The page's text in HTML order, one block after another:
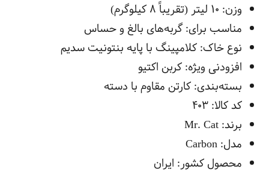
وزن: ۱۰ لیتر (تقریباً ۸ کیلوگرم)
مناسب برای: گربه‌های بالغ و حساس
نوع خاک: کلامپینگ با پایه بنتونیت سدیم
افزودنی ویژه: کربن اکتیو
بسته‌بندی: کارتن مقاوم با دسته
کد کالا: 403
برند: Mr. Cat
مدل: Carbon
محصول کشور: ایران